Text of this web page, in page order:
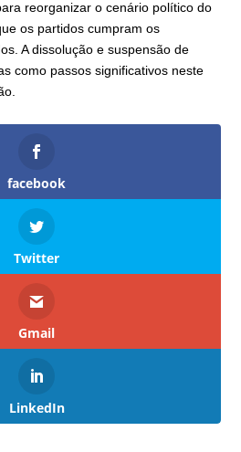
reorganizar o cenário político do
os partidos cumpram os
A dissolução e suspensão de
como passos significativos neste
facebook
Twitter
Gmail
LinkedIn